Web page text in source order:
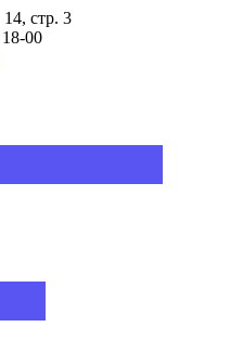
стр. 3
00